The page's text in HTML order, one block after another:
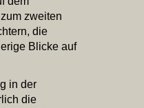
zweiten
die
Blicke auf
in der
die